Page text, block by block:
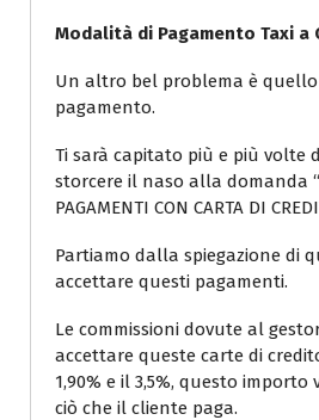
Modalità di Pagamento Taxi a
Un altro bel problema è
pagamento.
Ti sarà capitato più e più volte
storcere il naso alla domanda “
PAGAMENTI CON CARTA DI
Partiamo dalla spiegazione di
accettare questi pagamenti.
Le commissioni dovute al
accettare queste carte di
1,90% e il 3,5%, questo
ciò che il cliente paga.